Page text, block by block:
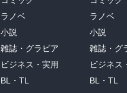
ラノベ
小説
雑誌・グラビア
ビジネス・実用
BL・TL
ラノベ
小説
雑誌・グ
ビジネス
BL・TL